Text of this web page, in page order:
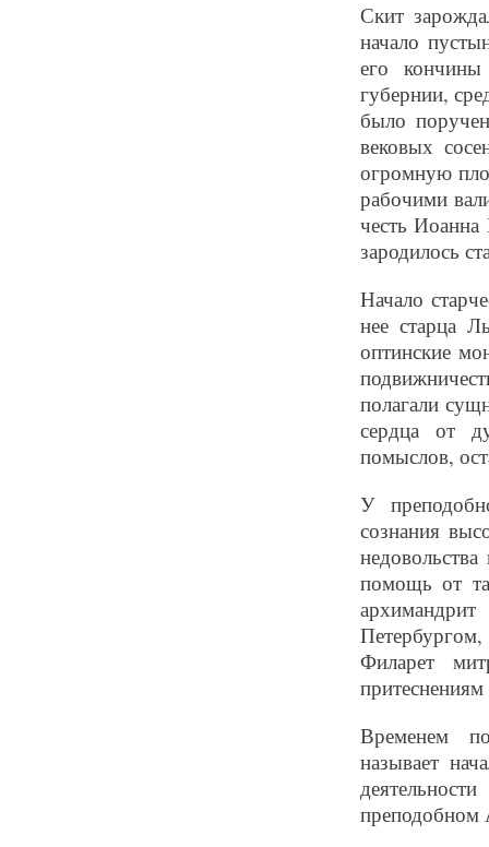
Скит
начало
его
губернии,
было
вековых
огромную
рабочими
честь
зародилось
Начало
нее старца
оптинские
полагали
сердца от
помыслов,
У
сознания
помощь от
Филарет
притеснениям
Временем
называет
преподобном